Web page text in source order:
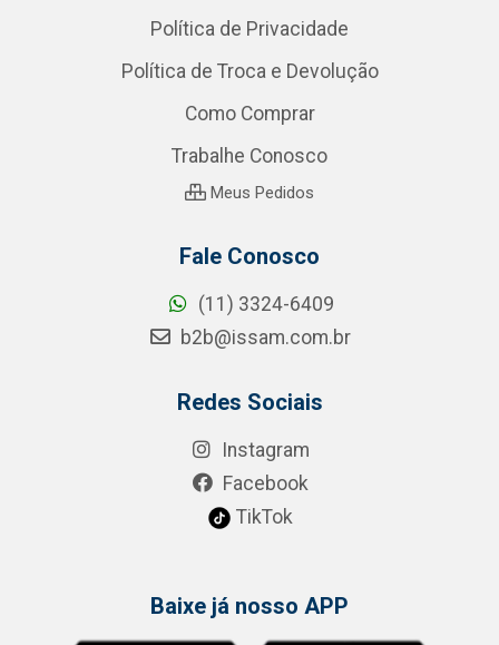
Política de Privacidade
Política de Troca e Devolução
Como Comprar
Trabalhe Conosco
Meus Pedidos
Fale Conosco
(11) 3324-6409
b2b@issam.com.br
Redes Sociais
Instagram
Facebook
TikTok
Baixe já nosso APP